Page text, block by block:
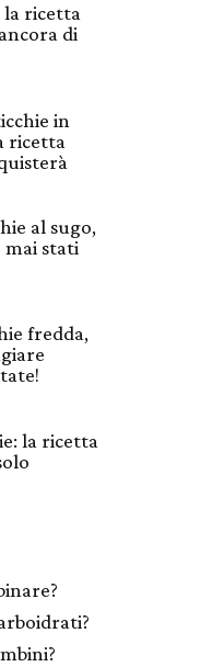
la ricetta
di
in
ricetta
al sugo,
stati
fredda,
la ricetta